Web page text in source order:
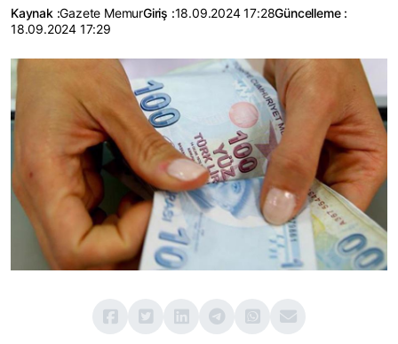
Kaynak :Gazete MemurGiriş :18.09.2024 17:28Güncelleme :
18.09.2024 17:29